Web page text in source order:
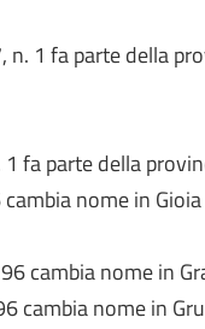
n. 1 fa parte della
fa parte della
nome in
cambia nome in
cambia nome in